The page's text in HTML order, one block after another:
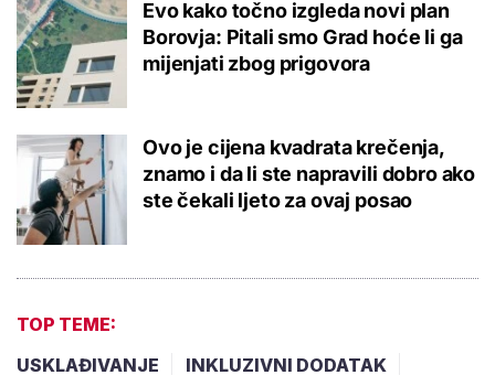
Evo kako točno izgleda novi plan
Borovja: Pitali smo Grad hoće li ga
mijenjati zbog prigovora
Ovo je cijena kvadrata krečenja,
znamo i da li ste napravili dobro ako
ste čekali ljeto za ovaj posao
TOP TEME:
USKLAĐIVANJE
INKLUZIVNI DODATAK